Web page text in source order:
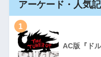
アーケード・人気
1
AC版『ド